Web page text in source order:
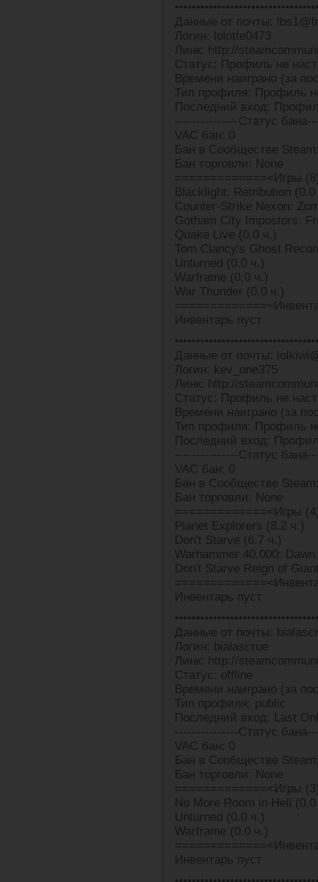
Данные от почты:
Логин: lolotte0473
Линк: http://
Статус: Профиль не
Времени наиграно (за
Тип профиля: Профиль
Последний вход:
---------------Статус
VAC бан: 0
Бан в Сообществе
Бан торговли: None
=============<Игры
Blacklight: Retribution
Counter-Strike Nexon:
Gotham City Impostors:
Quake Live (0.0 ч.)
Tom Clancy's Ghost
Unturned (0.0 ч.)
Warframe (0.0 ч.)
War Thunder (0.0 ч.)
Инвентарь пуст
Данные от почты:
Логин: kev_one375
Линк: http://
Статус: Профиль не
Времени наиграно (за
Тип профиля: Профиль
Последний вход:
---------------Статус
VAC бан: 0
Бан в Сообществе
Бан торговли: None
=============<Игры
Planet Explorers (8.2 ч.)
Don't Starve (6.7 ч.)
Warhammer 40,000:
Don't Starve Reign of
Инвентарь пуст
Данные от почты:
Логин: bialascrue
Линк: http://
Статус: offline
Времени наиграно (за
Тип профиля: public
Последний вход: Last
---------------Статус
VAC бан: 0
Бан в Сообществе
Бан торговли: None
=============<Игры
No More Room in Hell
Unturned (0.0 ч.)
Warframe (0.0 ч.)
Инвентарь пуст